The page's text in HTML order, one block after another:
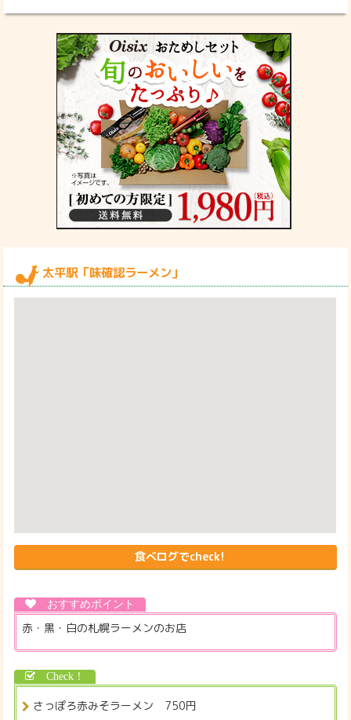
太平駅「味確認ラーメン」
食べログでcheck!
赤・黒・白の札幌ラーメンのお店
さっぽろ赤みそラーメン 750円